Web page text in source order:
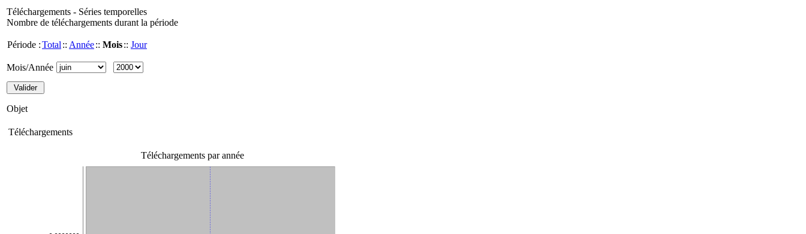
Téléchargements - Séries temporelles
Nombre de téléchargements durant la période
Période :Total :: Année:: Mois:: Jour
Mois/Année
Objet
Téléchargements
Téléchargements par année